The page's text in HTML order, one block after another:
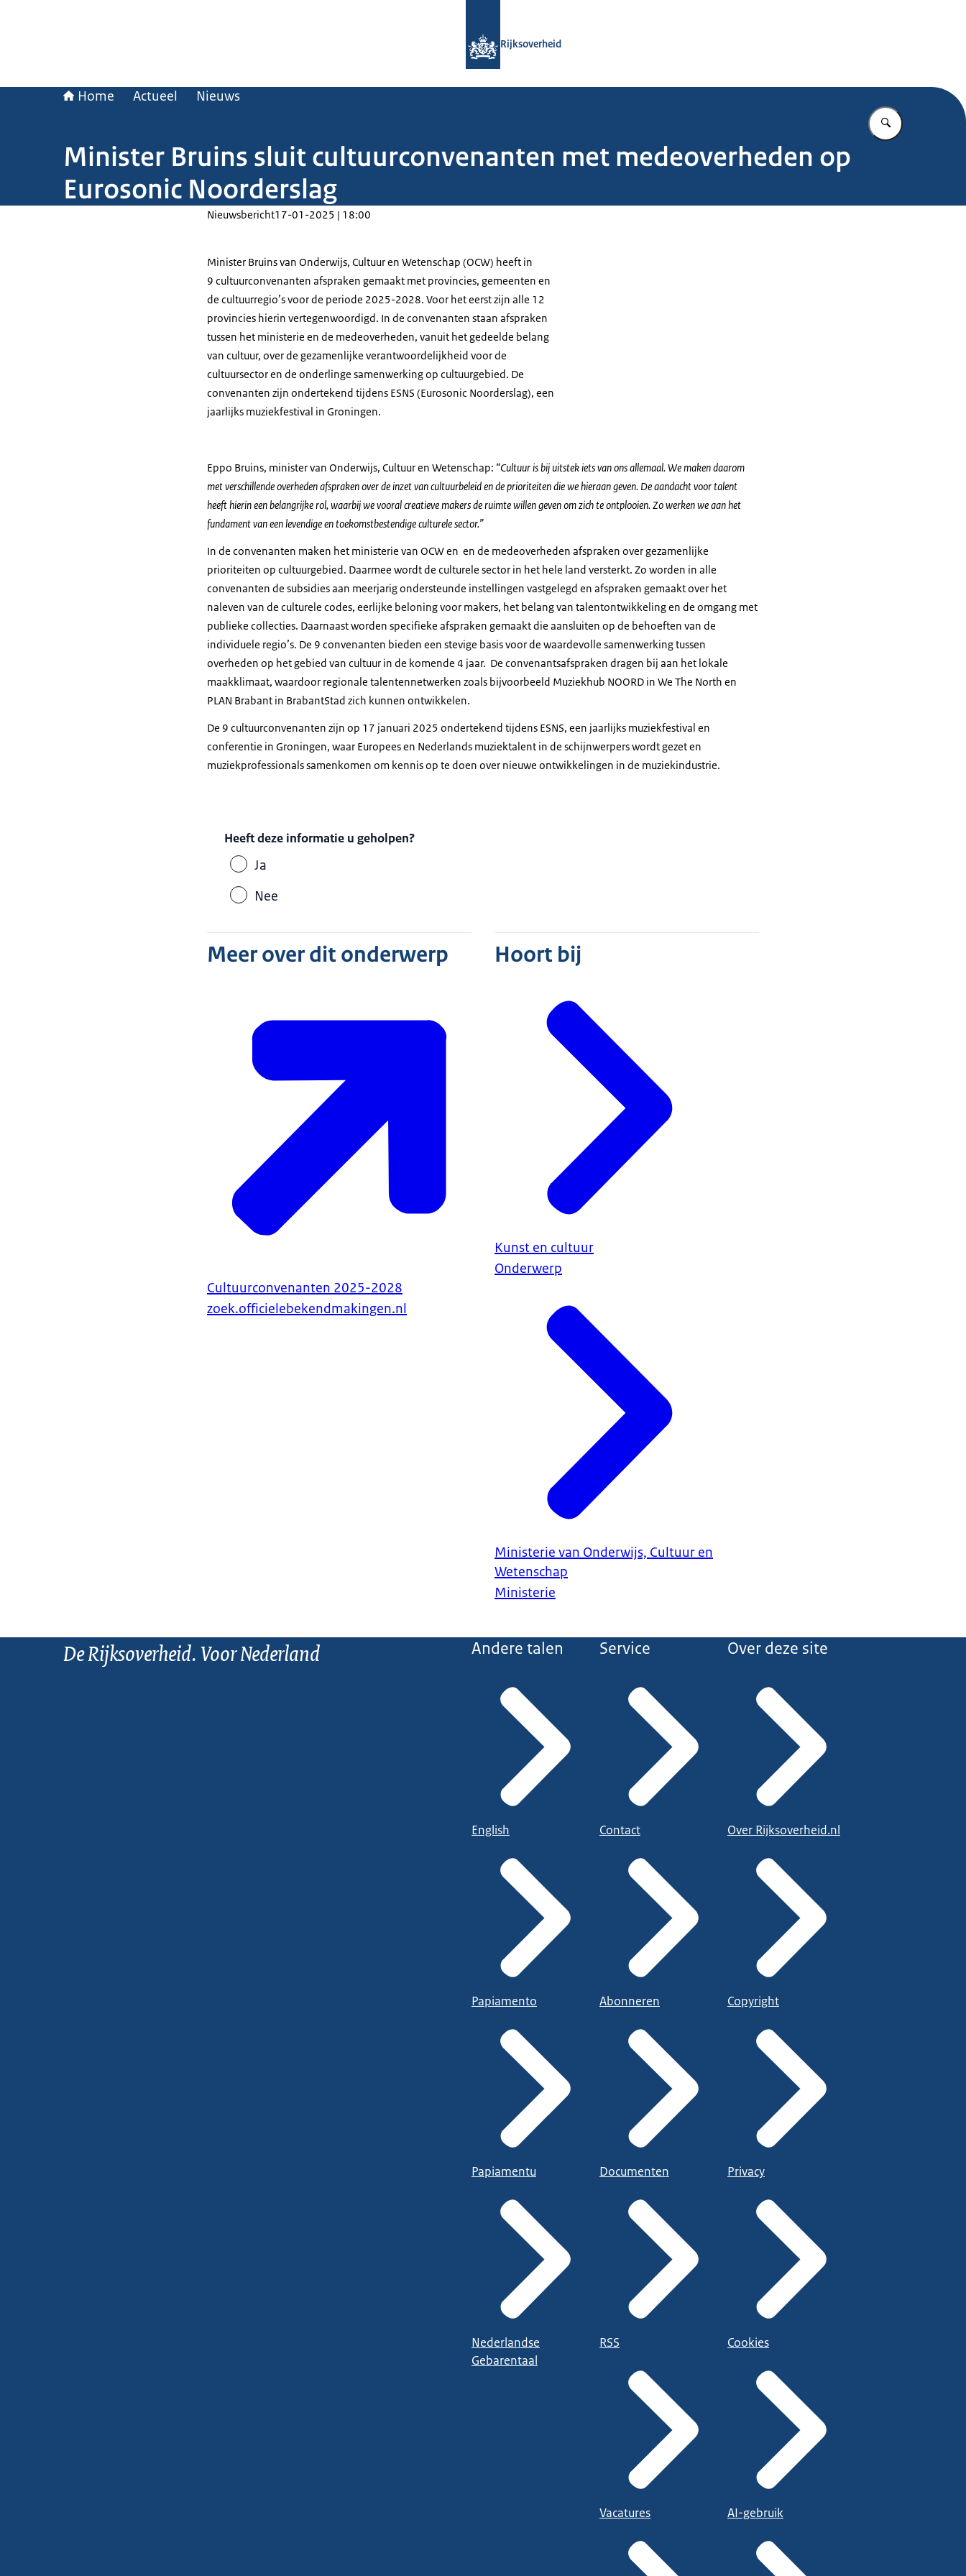
Rijksoverheid
Home Actueel Nieuws
Vul in wat u
Minister Bruins sluit cultuurconvenanten met medeoverheden op
Eurosonic Noorderslag
Nieuwsbericht17-01-2025 | 18:00
Minister Bruins van Onderwijs, Cultuur en Wetenschap (OCW) heeft in
9 cultuurconvenanten afspraken gemaakt met provincies, gemeenten en
de cultuurregio’s voor de periode 2025-2028. Voor het eerst zijn alle 12
provincies hierin vertegenwoordigd. In de convenanten staan afspraken
tussen het ministerie en de medeoverheden, vanuit het gedeelde belang
van cultuur, over de gezamenlijke verantwoordelijkheid voor de
cultuursector en de onderlinge samenwerking op cultuurgebied. De
convenanten zijn ondertekend tijdens ESNS (Eurosonic Noorderslag), een
jaarlijks muziekfestival in Groningen.
Eppo Bruins, minister van Onderwijs, Cultuur en Wetenschap: “Cultuur is bij uitstek iets van ons allemaal. We maken daarom
met verschillende overheden afspraken over de inzet van cultuurbeleid en de prioriteiten die we hieraan geven. De aandacht voor talent
heeft hierin een belangrijke rol, waarbij we vooral creatieve makers de ruimte willen geven om zich te ontplooien. Zo werken we aan het
fundament van een levendige en toekomstbestendige culturele sector.”
In de convenanten maken het ministerie van OCW en en de medeoverheden afspraken over gezamenlijke
prioriteiten op cultuurgebied. Daarmee wordt de culturele sector in het hele land versterkt. Zo worden in alle
convenanten de subsidies aan meerjarig ondersteunde instellingen vastgelegd en afspraken gemaakt over het
naleven van de culturele codes, eerlijke beloning voor makers, het belang van talentontwikkeling en de omgang met
publieke collecties. Daarnaast worden specifieke afspraken gemaakt die aansluiten op de behoeften van de
individuele regio’s. De 9 convenanten bieden een stevige basis voor de waardevolle samenwerking tussen
overheden op het gebied van cultuur in de komende 4 jaar. De convenantsafspraken dragen bij aan het lokale
maakklimaat, waardoor regionale talentennetwerken zoals bijvoorbeeld Muziekhub NOORD in We The North en
PLAN Brabant in BrabantStad zich kunnen ontwikkelen.
De 9 cultuurconvenanten zijn op 17 januari 2025 ondertekend tijdens ESNS, een jaarlijks muziekfestival en
conferentie in Groningen, waar Europees en Nederlands muziektalent in de schijnwerpers wordt gezet en
muziekprofessionals samenkomen om kennis op te doen over nieuwe ontwikkelingen in de muziekindustrie.
Heeft deze informatie u geholpen?
Ja
Nee
Meer over dit onderwerp
Cultuurconvenanten 2025-2028
zoek.officielebekendmakingen.nl
Hoort bij
Kunst en cultuur
Onderwerp
Ministerie van Onderwijs, Cultuur en
Wetenschap
Ministerie
De Rijksoverheid. Voor Nederland Andere talen
English
Papiamento
Papiamentu
Nederlandse
Gebarentaal
Service
Contact
Abonneren
Documenten
RSS
Vacatures
Over deze site
Over Rijksoverheid.nl
Copyright
Privacy
Cookies
AI-gebruik